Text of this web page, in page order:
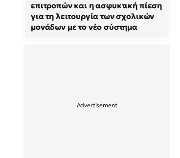
επιτροπών και η ασφυκτική πίεση
για τη λειτουργία των σχολικών
μονάδων με το νέο σύστημα